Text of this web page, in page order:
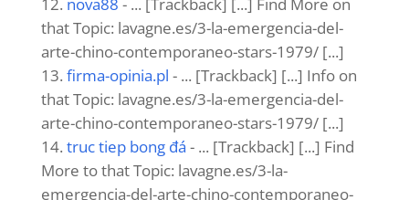
ถาดกระดาษ- ... [Trackback] [...] Information
to that Topic: lavagne.es/3-la-emergencia-del-
arte-chino-contemporaneo-stars-1979/ [...]
get redirected here- ... [Trackback] [...] Find
More Information here on that Topic:
lavagne.es/3-la-emergencia-del-arte-chino-
contemporaneo-stars-1979/ [...]
goswipe cc- ... [Trackback] [...] Information